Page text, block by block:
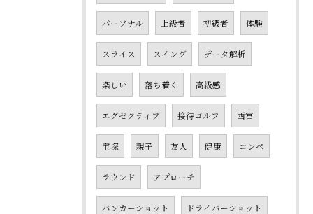
パーソナル 上級者 初級者 体験
スライス スイング データ解析
楽しい 落ち着く 高級感
エグゼクティブ 接待ゴルフ 西宮
宝塚 親子 友人 健康 コンペ
ラウンド アプローチ
バンカーショット ドライバーショット